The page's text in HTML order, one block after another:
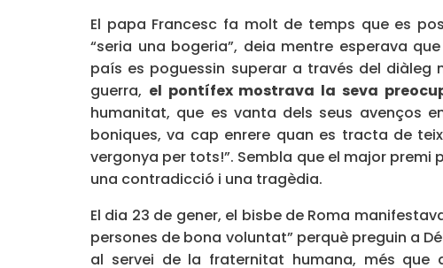
El papa Francesc fa molt de temps que es
“seria una bogeria”, deia mentre esperava
país es poguessin superar a través del diàleg
guerra, el pontífex mostrava la seva
humanitat, que es vanta dels seus avenços
boniques, va cap enrere quan es tracta de
vergonya per tots!”. Sembla que el major
una contradicció i una tragèdia.
El dia 23 de gener, el bisbe de Roma
persones de bona voluntat” perquè preguin a
al servei de la fraternitat humana, més que